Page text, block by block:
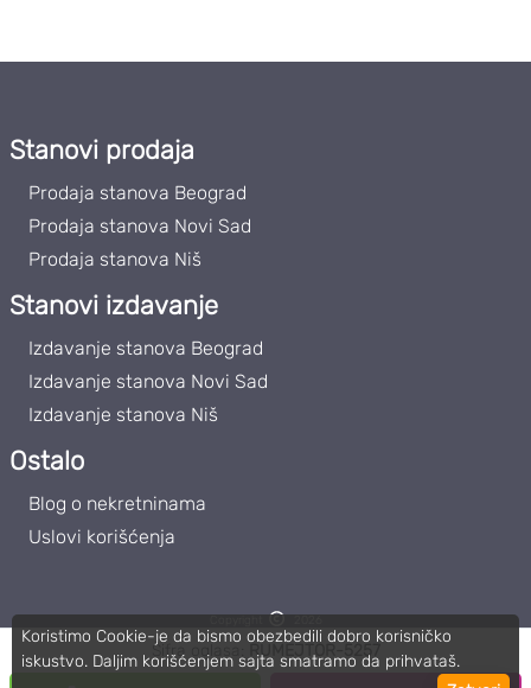
Šifra oglasa: RUMEJTOR-5257
Stanovi prodaja
Prodaja stanova Beograd
Prodaja stanova Novi Sad
Prodaja stanova Niš
Stanovi izdavanje
Izdavanje stanova Beograd
Izdavanje stanova Novi Sad
Izdavanje stanova Niš
Ostalo
Blog o nekretninama
Uslovi korišćenja
Roommateor | PIB: 111859102
Koristimo Cookie-je da bismo obezbedili dobro korisničko
iskustvo. Daljim korišćenjem sajta smatramo da prihvataš.